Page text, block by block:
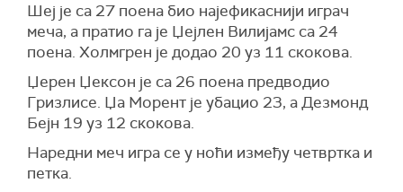
Шеј је са 27 поена био најефикаснији играч
меча, а пратио га је Џејлен Вилијамс са 24
поена. Холмгрен је додао 20 уз 11 скокова.
Џерен Џексон је са 26 поена предводио
Гризлисе. Џа Морент је убацио 23, а Дезмонд
Бејн 19 уз 12 скокова.
Наредни меч игра се у ноћи између четвртка и
петка.